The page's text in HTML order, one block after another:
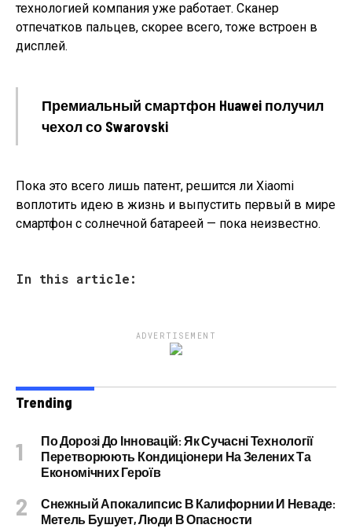
технологией компания уже работает. Сканер
отпечатков пальцев, скорее всего, тоже встроен в
дисплей.
Премиальный смартфон Huawei получил
чехол со Swarovski
Пока это всего лишь патент, решится ли Xiaomi
воплотить идею в жизнь и выпустить первый в мире
смартфон с солнечной батареей — пока неизвестно.
In this article:
ADVERTISEMENT
Trending
По Дорозі До Інновацій: Як Сучасні Технології
Перетворюють Кондиціонери На Зелених Та
Економічних Героїв
Снежный Апокалипсис В Калифорнии И Неваде:
Метель Бушует, Люди В Опасности